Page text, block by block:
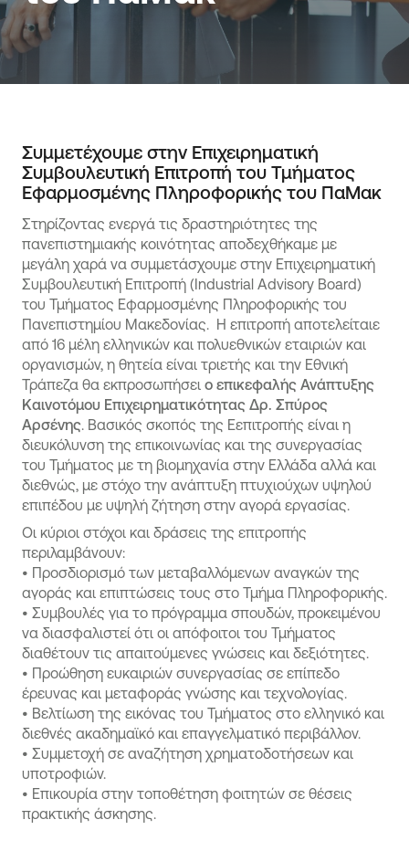
Συμμετέχουμε στην Επιχειρηματική
Συμβουλευτική Επιτροπή του Τμήματος
Εφαρμοσμένης Πληροφορικής του ΠαΜακ
Στηρίζοντας ενεργά τις δραστηριότητες της
πανεπιστημιακής κοινότητας αποδεχθήκαμε με
μεγάλη χαρά να συμμετάσχουμε στην Επιχειρηματική
Συμβουλευτική Επιτροπή (Industrial Advisory Board)
του Τμήματος Εφαρμοσμένης Πληροφορικής του
Πανεπιστημίου Μακεδονίας. Η επιτροπή αποτελείταιε
από 16 μέλη ελληνικών και πολυεθνικών εταιριών και
οργανισμών, η θητεία είναι τριετής και την Εθνική
Τράπεζα θα εκπροσωπήσει ο επικεφαλής Ανάπτυξης
Καινοτόμου Επιχειρηματικότητας Δρ. Σπύρος
Αρσένης. Βασικός σκοπός της Εεπιτροπής είναι η
διευκόλυνση της επικοινωνίας και της συνεργασίας
του Τμήματος με τη βιομηχανία στην Ελλάδα αλλά και
διεθνώς, με στόχο την ανάπτυξη πτυχιούχων υψηλού
επιπέδου με υψηλή ζήτηση στην αγορά εργασίας.
Οι κύριοι στόχοι και δράσεις της επιτροπής
περιλαμβάνουν:
• Προσδιορισμό των μεταβαλλόμενων αναγκών της
αγοράς και επιπτώσεις τους στο Τμήμα Πληροφορικής.
• Συμβουλές για το πρόγραμμα σπουδών, προκειμένου
να διασφαλιστεί ότι οι απόφοιτοι του Τμήματος
διαθέτουν τις απαιτούμενες γνώσεις και δεξιότητες.
• Προώθηση ευκαιριών συνεργασίας σε επίπεδο
έρευνας και μεταφοράς γνώσης και τεχνολογίας.
• Βελτίωση της εικόνας του Τμήματος στο ελληνικό και
διεθνές ακαδημαϊκό και επαγγελματικό περιβάλλον.
• Συμμετοχή σε αναζήτηση χρηματοδοτήσεων και
υποτροφιών.
• Επικουρία στην τοποθέτηση φοιτητών σε θέσεις
πρακτικής άσκησης.